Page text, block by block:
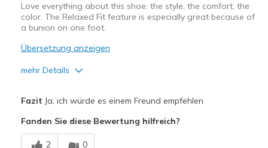
Sizing
Feels true to size
View On Shoes
Shoes are for Wearing
Love everything about this shoe: the style, the comfort, the
color. The Relaxed Fit feature is especially great because of
a bunion on one foot.
Übersetzung anzeigen
mehr Details
Comfortable
Fazit Ja, ich würde es einem Freund empfehlen
Fanden Sie diese Bewertung hilfreich?
2 0